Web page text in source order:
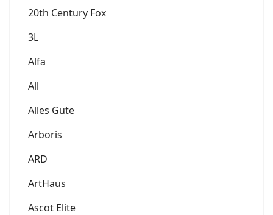
20th Century Fox
3L
Alfa
All
Alles Gute
Arboris
ARD
ArtHaus
Ascot Elite